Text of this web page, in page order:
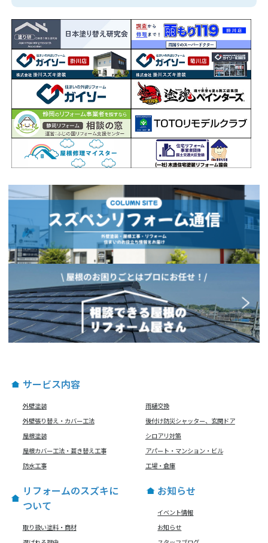
サービス内容
外壁塗装
外壁張り替え・カバー工法
屋根塗装
屋根カバー工法・葺き替え工事
防水工事
雨樋交換
後付け防災シャッター、玄関ドア
シロアリ対策
アパート・マンション・ビル
工場・倉庫
リフォームのスズキに
ついて
取り扱い塗料・商材
お知らせ
イベント情報
お知らせ